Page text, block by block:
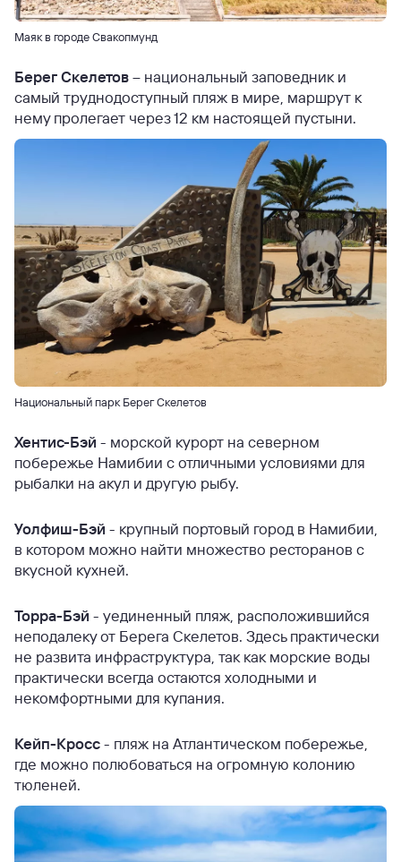
Маяк в городе Свакопмунд
Берег Скелетов– национальный заповедник и
самый труднодоступный пляж в мире, маршрут к
нему пролегает через 12 км настоящей пустыни.
Национальный парк Берег Скелетов
Хентис-Бэй - морской курорт на северном
побережье Намибии с отличными условиями для
рыбалки на акул и другую рыбу.
Уолфиш-Бэй - крупный портовый город в Намибии,
в котором можно найти множество ресторанов с
вкусной кухней.
Торра-Бэй - уединенный пляж, расположившийся
неподалеку от Берега Скелетов. Здесь практически
не развита инфраструктура, так как морские воды
практически всегда остаются холодными и
некомфортными для купания.
Кейп-Кросс- пляж на Атлантическом побережье,
где можно полюбоваться на огромную колонию
тюленей.